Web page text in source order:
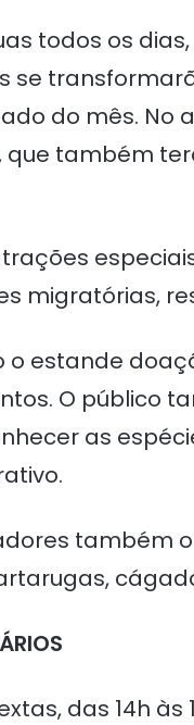
todos os
se
do mês. No
também
migratórias,
estande
O público
as
também
das 14h